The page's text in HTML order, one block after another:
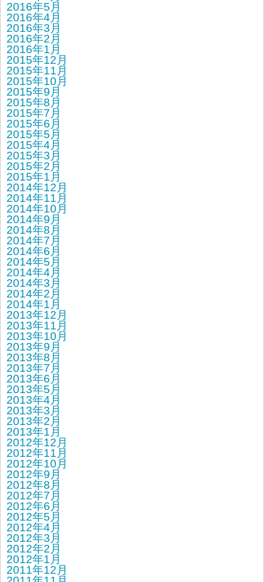
2016年5月
2016年4月
2016年3月
2016年2月
2016年1月
2015年12月
2015年11月
2015年10月
2015年9月
2015年8月
2015年7月
2015年6月
2015年5月
2015年4月
2015年3月
2015年2月
2015年1月
2014年12月
2014年11月
2014年10月
2014年9月
2014年8月
2014年7月
2014年6月
2014年5月
2014年4月
2014年3月
2014年2月
2014年1月
2013年12月
2013年11月
2013年10月
2013年9月
2013年8月
2013年7月
2013年6月
2013年5月
2013年4月
2013年3月
2013年2月
2013年1月
2012年12月
2012年11月
2012年10月
2012年9月
2012年8月
2012年7月
2012年6月
2012年5月
2012年4月
2012年3月
2012年2月
2012年1月
2011年12月